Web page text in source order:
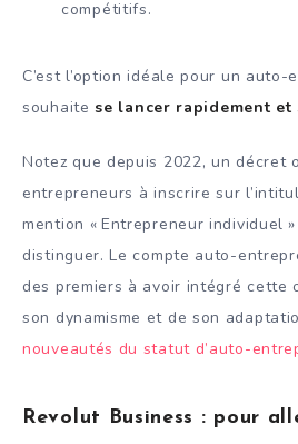
compétitifs.
C’est l’option idéale pour un auto-
souhaitese lancer rapidement et
Notez que depuis 2022, un décret
entrepreneurs à inscrire sur
mention « Entrepreneur individuel »
distinguer. Le compte auto-
des premiers à avoir intégré cette
son dynamisme et de son
nouveautés du statut d’auto-
Revolut Business : pour